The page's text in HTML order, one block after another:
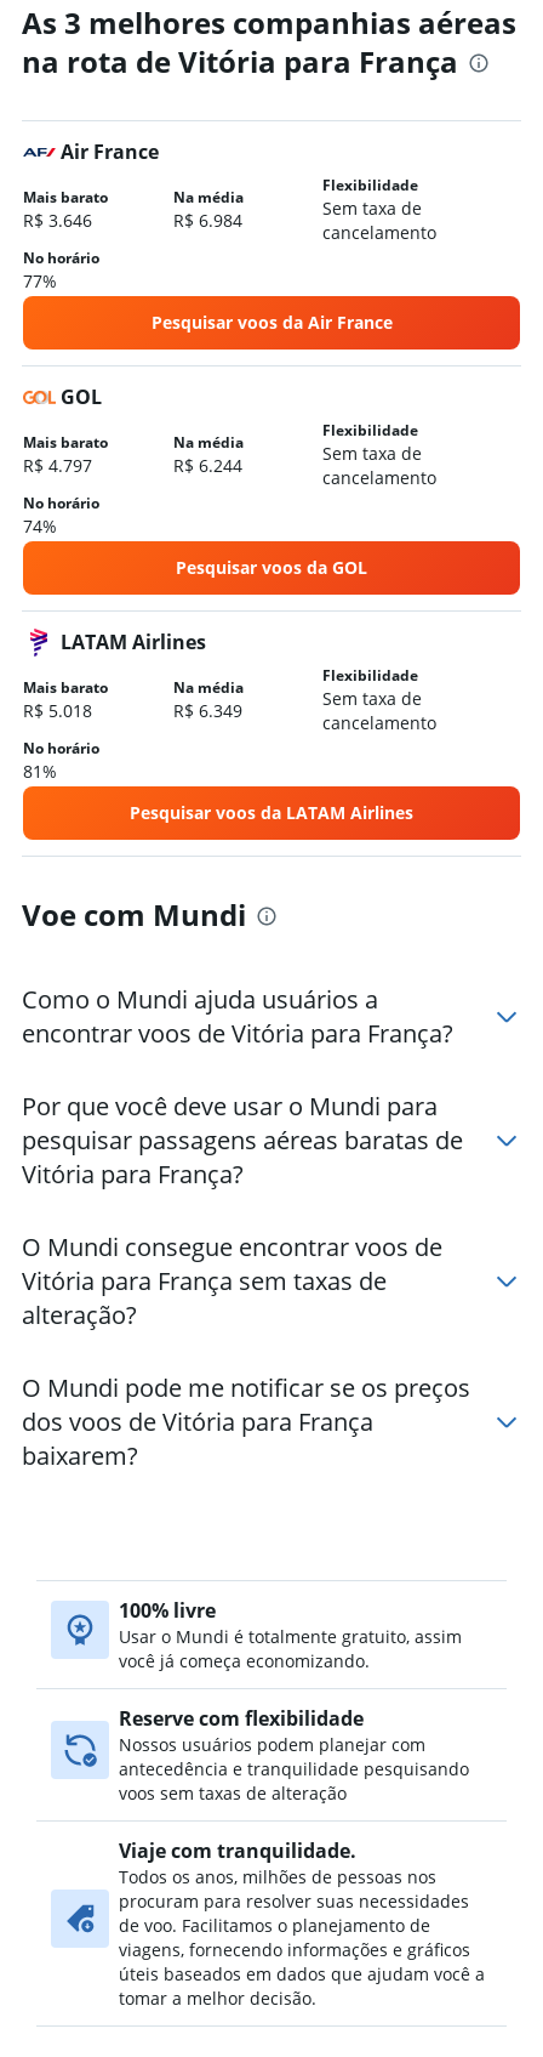
Hotéis em França
Hotéis em Paris
Hotéis em Cannes
Hotéis em Marselha
Hotéis em Lyon
Hotéis em Estrasburgo
Hotéis em Biscarrosse
Hotéis em Chamonix
Hotéis em Bordéus
Hotéis em Saint-Tropez
Hotéis em Annecy
As 3 melhores companhias aéreas
na rota de Vitória para França
Air France
Mais barato
R$ 3.646
Na média
R$ 6.984
Flexibilidade
Sem taxa de
cancelamento
No horário
77%
Pesquisar voos da Air France
GOL
Mais barato
R$ 4.797
Na média
R$ 6.244
Flexibilidade
Sem taxa de
cancelamento
No horário
74%
Pesquisar voos da GOL
LATAM Airlines
Mais barato
R$ 5.018
Na média
R$ 6.349
Flexibilidade
Sem taxa de
cancelamento
No horário
81%
Pesquisar voos da LATAM Airlines
Voe com Mundi
Como o Mundi ajuda usuários a
encontrar voos de Vitória para França?
Por que você deve usar o Mundi para
pesquisar passagens aéreas baratas de
Vitória para França?
O Mundi consegue encontrar voos de
Vitória para França sem taxas de
alteração?
O Mundi pode me notificar se os preços
dos voos de Vitória para França
baixarem?
100% livre
Usar o Mundi é totalmente gratuito, assim
você já começa economizando.
Reserve com flexibilidade
Nossos usuários podem planejar com
antecedência e tranquilidade pesquisando
voos sem taxas de alteração
Viaje com tranquilidade.
Todos os anos, milhões de pessoas nos
procuram para resolver suas necessidades
de voo. Facilitamos o planejamento de
viagens, fornecendo informações e gráficos
úteis baseados em dados que ajudam você a
tomar a melhor decisão.